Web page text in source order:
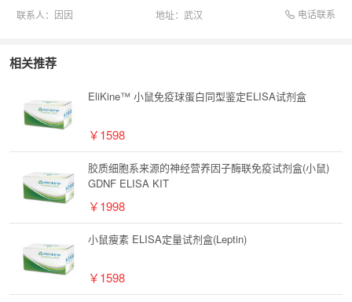
联系人： 因因 地址： 武汉 电话联系
相关推荐
EliKine™ 小鼠免疫球蛋白同型鉴定ELISA试剂盒
￥1598
胶质细胞系来源的神经营养因子酶联免疫试剂盒(小鼠)
GDNF ELISA KIT
￥1998
小鼠瘦素 ELISA定量试剂盒(Leptin)
￥1598